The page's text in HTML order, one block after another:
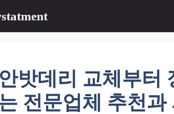
밧데리 교체부터
전문업체 추천